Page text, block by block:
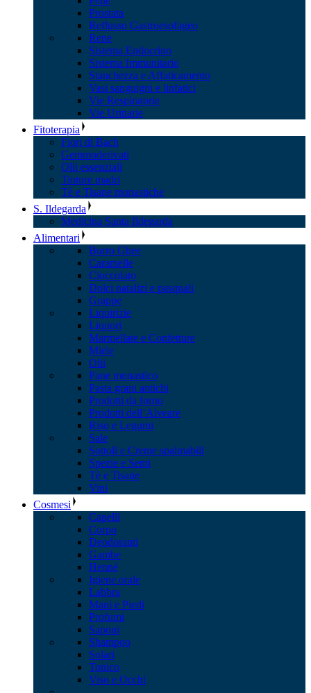
Prostata
Reflusso Gastroesofageo
Rene
Sistema Endocrino
Sistema Immunitario
Stanchezza e Affaticamento
Vasi sanguigni e linfatici
Vie Respiratorie
Vie Urinarie
Fitoterapia
Fiori di Bach
Gemmoderivati
Olii essenziali
Tinture madri
Tè e Tisane monastiche
S. Ildegarda
Medicina Santa Ildegarda
Alimentari
Burro Ghee
Caramelle
Cioccolato
Dolci natalizi e pasquali
Grappe
Liquirizie
Liquori
Marmellate e Confetture
Miele
Olii
Pane monastico
Pasta grani antichi
Prodotti da forno
Prodotti dell’Alveare
Riso e Legumi
Sale
Sottoli e Creme spalmabili
Spezie e Semi
Tè e Tisane
Vini
Cosmesi
Capelli
Corpo
Deodoranti
Gambe
Henné
Igiene orale
Labbra
Mani e Piedi
Profumi
Saponi
Shampoo
Solari
Tonico
Viso e Occhi